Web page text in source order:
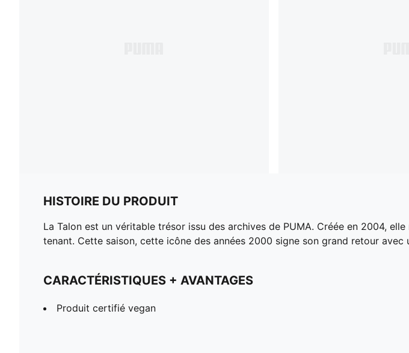
HISTOIRE DU PRODUIT
La Talon est un véritable trésor issu des archives de PUMA. Créée en 2004,
tenant. Cette saison, cette icône des années 2000 signe son grand retour
CARACTÉRISTIQUES + AVANTAGES
Produit certifié vegan